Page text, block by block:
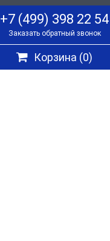
+7 (499) 398 22 54
Заказать обратный звонок
Корзина (0)